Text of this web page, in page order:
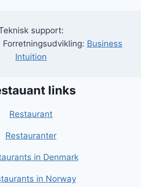
support:
Business
Intuition
links
Restaurant
Restauranter
in Denmark
in Norway